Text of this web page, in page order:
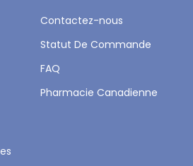
Contactez-nous
Statut De Commande
FAQ
Pharmacie Canadienne